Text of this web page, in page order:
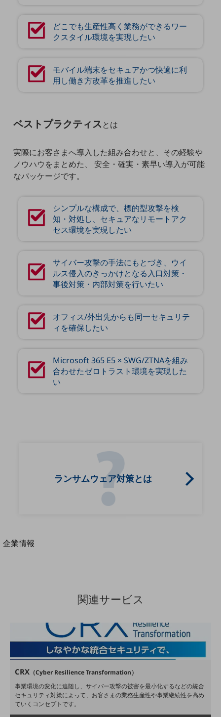
解決するヒントをお届けする記事サイト
中堅中小企業向け
サービス・ソリューション
お悩みから見つける
ネットワーク
モバイル・音声
リモート・ハイブリッドワーク
セキュリティ
業界から見つけるTOP
製造業
運輸業
地域産業
その他の業界はこちら
ゲーム感覚で見つける
新規会員登録/ログインはこちら
100回線以上のお問い合わせ・お見積りはこちら
別ウィンドウで開きます
企業情報
組織
社長からのご挨拶
事業拠点
会社案内パンフレット
ニュースルーム
どこでも生産性高く業務ができるワー
クスタイル環境を実現したい
モバイル端末をセキュアかつ快適に利
用し働き方改革を推進したい
ベストプラクティス とは
実際にお客さまへ導入した組み合わせと、その経験や
ノウハウをまとめた、 安全・確実・素早い導入が可能
なパッケージです。
シンプルな構成で、標的型攻撃を検
知・対処し、セキュアなリモートアク
セス環境を実現したい
サイバー攻撃の手法にもとづき、ウイ
ルス侵入のきっかけとなる入口対策・
事後対策・内部対策を行いたい
オフィス/外出先からも同一セキュリテ
ィを確保​​したい
Microsoft 365 E5 × SWG/ZTNAを​組み
合わせたゼロトラスト環境を実現した
い
ランサムウェア対策とは
関連サービス
CRX （Cyber Resilience Transformation）
事業環境の変化に追随し、サイバー攻撃の被害を最小化するなどの統合
セキュリティ対策によって、お客さまの業務生産性や事業継続性を高め
ていくコンセプトです。